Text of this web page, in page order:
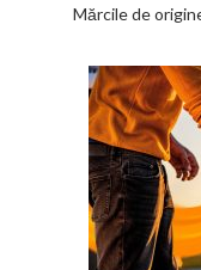
Mărcile de